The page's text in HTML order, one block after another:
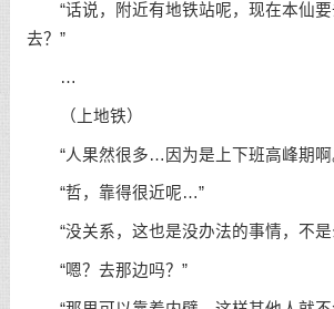
“话说，附近有地铁站呢，现在本仙要
去？”
…
（上地铁）
“人果然很多…因为是上下班高峰期啊
“哲，靠得很近呢…”
“没关系，这也是没办法的事情，不是
“嗯？去那边吗？”